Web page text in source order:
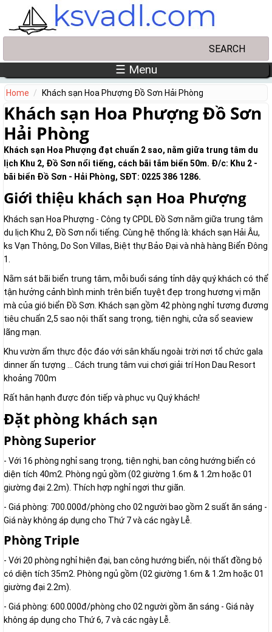
Skip to main content
☰ Menu
Home Khách sạn Hoa Phượng Đồ Sơn Hải Phòng
Khách sạn Hoa Phượng Đồ Sơn
Hải Phòng
Khách sạn Hoa Phượng đạt chuẩn 2 sao, nằm giữa trung tâm du
lịch Khu 2, Đồ Sơn nổi tiếng, cách bãi tắm biển 50m. Đ/c: Khu 2 -
bãi biển Đồ Sơn - Hải Phòng, SĐT: 0225 386 1286.
Giới thiệu khách sạn Hoa Phượng
Khách sạn Hoa Phượng - Công ty CPDL Đồ Sơn nằm giữa trung tâm
du lịch Khu 2, Đồ Sơn nổi tiếng. Cùng hệ thống là: khách sạn Hải Âu,
ks Vạn Thông, Do Son Villas, Biệt thự Bảo Đại và nhà hàng Biển Đông
1.
Nằm sát bãi biển trung tâm, mỗi buổi sáng tỉnh dậy quý khách có thể
tận hưởng cảnh bình minh trên biển tuyệt đẹp trong hương vị mặn
mà của gió biển Đồ Sơn. Khách sạn gồm 42 phòng nghỉ tương đương
tiêu chuẩn 2,5 sao nội thất sang trọng, tiện nghi, cửa sổ seaview
lãng mạn.
Khu vườn ẩm thực độc đáo với sân khấu ngoài trời nơi tổ chức gala
dinner ấn tượng … Cách trung tâm vui chơi giải trí Hon Dau Resort
khoảng 700m
Rất hân hạnh được đón tiếp và phục vụ Quý khách!
Đặt phòng khách sạn
Phòng Superior
- Với 16 phòng nghỉ sang trọng, tiện nghi, ban công hướng biển có
diện tích 40m2. Phòng ngủ gồm (02 giường 1.6m & 1.2m hoặc 01
giường đại 2.2m). Thích hợp nghỉ ngơi thư giãn.
- Giá phòng: 700.000đ/phòng cho 02 người bao gồm 2 suất ăn sáng -
Giá này không áp dụng cho Thứ 7 và các ngày Lễ.
Phòng Triple
- Với 20 phòng nghỉ hiện đại, ban công hướng biển, nội thất đồng bộ
có diện tích 35m2. Phòng ngủ gồm (02 giường 1.6m & 1.2m hoặc 01
giường đại 2.2m).
- Giá phòng: 600.000đ/phòng cho 02 người gồm ăn sáng - Giá này
không áp dụng cho Thứ 6, 7 và các ngày Lễ.